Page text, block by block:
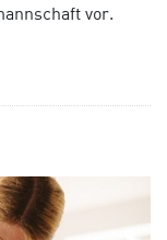
vor.